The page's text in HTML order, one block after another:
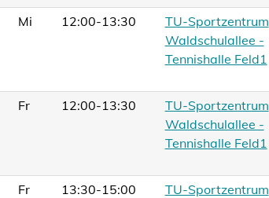
Mi 12:00-13:30
TU-Sportzentrum
Waldschulallee -
Tennishalle Feld1
Fr 12:00-13:30
TU-Sportzentrum
Waldschulallee -
Tennishalle Feld1
Fr 13:30-15:00
TU-Sportzentrum